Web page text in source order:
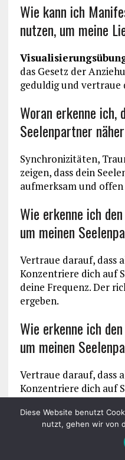
Wie kann ich
nutzen, um meine
das Gesetz der
geduldig und vertraue
Woran erkenne ich,
Seelenpartner
Synchronizitäten,
zeigen, dass dein
aufmerksam und
Wie erkenne ich
um meinen
Vertraue darauf, dass
Konzentriere dich auf
deine Frequenz. Der
ergeben.
Wie erkenne ich
um meinen
Vertraue darauf, dass
Konzentriere dich auf
deine Frequenz. Der
ergeben.
Wie finde ich die
Diese Website benutzt
nutzt, gehen wir von